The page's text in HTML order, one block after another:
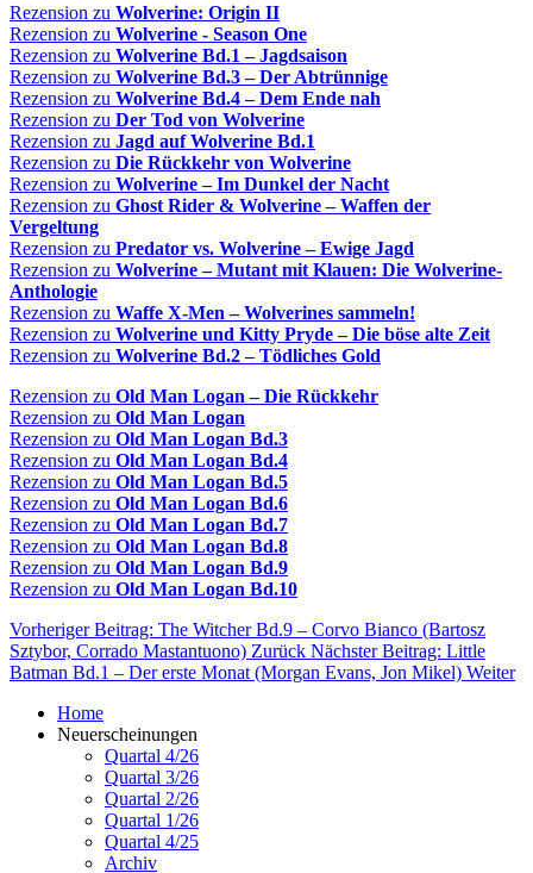
Rezension zu Wolverine: Origin II
Rezension zu Wolverine - Season One
Rezension zu Wolverine Bd.1 – Jagdsaison
Rezension zu Wolverine Bd.3 – Der Abtrünnige
Rezension zu Wolverine Bd.4 – Dem Ende nah
Rezension zu Der Tod von Wolverine
Rezension zu Jagd auf Wolverine Bd.1
Rezension zu Die Rückkehr von Wolverine
Rezension zu Wolverine – Im Dunkel der Nacht
Rezension zu Ghost Rider & Wolverine – Waffen der
Vergeltung
Rezension zu Predator vs. Wolverine – Ewige Jagd
Rezension zu Wolverine – Mutant mit Klauen: Die Wolverine-
Anthologie
Rezension zu Waffe X-Men – Wolverines sammeln!
Rezension zu Wolverine und Kitty Pryde – Die böse alte Zeit
Rezension zu Wolverine Bd.2 – Tödliches Gold
Rezension zu Old Man Logan – Die Rückkehr
Rezension zu Old Man Logan
Rezension zu Old Man Logan Bd.3
Rezension zu Old Man Logan Bd.4
Rezension zu Old Man Logan Bd.5
Rezension zu Old Man Logan Bd.6
Rezension zu Old Man Logan Bd.7
Rezension zu Old Man Logan Bd.8
Rezension zu Old Man Logan Bd.9
Rezension zu Old Man Logan Bd.10
Vorheriger Beitrag: The Witcher Bd.9 – Corvo Bianco (Bartosz
Sztybor, Corrado Mastantuono) Zurück Nächster Beitrag: Little
Batman Bd.1 – Der erste Monat (Morgan Evans, Jon Mikel) Weiter
Home
Neuerscheinungen
Quartal 4/26
Quartal 3/26
Quartal 2/26
Quartal 1/26
Quartal 4/25
Archiv